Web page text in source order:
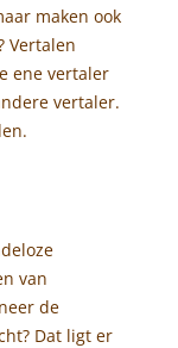
maken ook
Vertalen
ene vertaler
vertaler.
van
de
Dat ligt er